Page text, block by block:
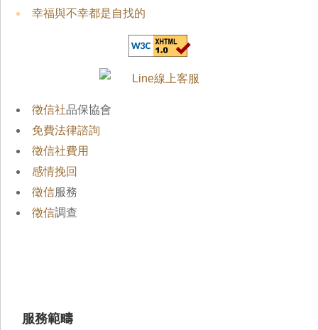
幸福與不幸都是自找的
徵信社品保協會
免費法律諮詢
徵信社費用
感情挽回
徵信服務
徵信調查
服務範疇